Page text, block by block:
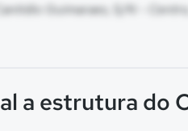
Guimaraes, S/N -
a estrutura do